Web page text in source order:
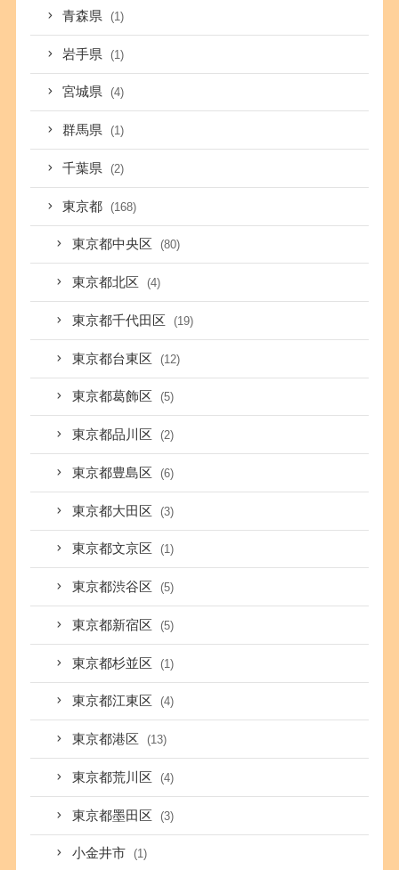
青森県 (1)
岩手県 (1)
宮城県 (4)
群馬県 (1)
千葉県 (2)
東京都 (168)
東京都中央区 (80)
東京都北区 (4)
東京都千代田区 (19)
東京都台東区 (12)
東京都葛飾区 (5)
東京都品川区 (2)
東京都豊島区 (6)
東京都大田区 (3)
東京都文京区 (1)
東京都渋谷区 (5)
東京都新宿区 (5)
東京都杉並区 (1)
東京都江東区 (4)
東京都港区 (13)
東京都荒川区 (4)
東京都墨田区 (3)
小金井市 (1)